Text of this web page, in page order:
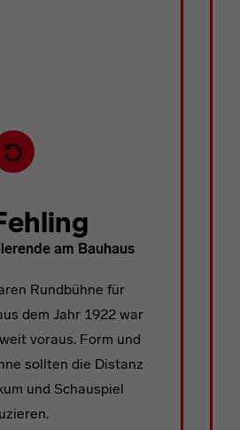
Zeige die nächste Person
am Bauhaus
Rundbühne für
dem Jahr 1922 war
voraus. Form und
sollten die Distanz
und Schauspiel